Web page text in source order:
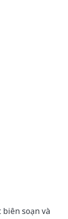
soạn và